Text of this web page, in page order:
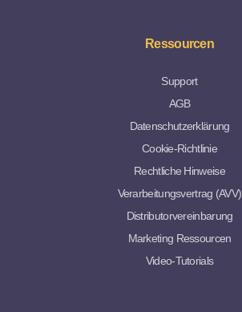
Ressourcen
Support
AGB
Datenschutzerklärung
Cookie-Richtlinie
Rechtliche Hinweise
Verarbeitungsvertrag (AVV)
Distributorvereinbarung
Marketing Ressourcen
Video-Tutorials